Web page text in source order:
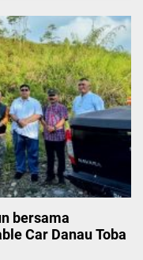
bersama
Car Danau Toba